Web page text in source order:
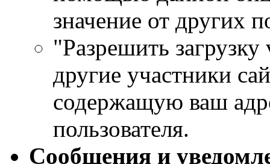
значение от других
"Разрешить
другие участники
содержащую ваш
пользователя.
Сообщения и